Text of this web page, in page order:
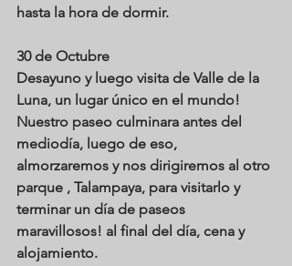
hasta la hora de dormir.
30 de Octubre
Desayuno y luego visita de Valle de la
Luna, un lugar único en el mundo!
Nuestro paseo culminara antes del
mediodía, luego de eso,
almorzaremos y nos dirigiremos al otro
parque , Talampaya, para visitarlo y
terminar un día de paseos
maravillosos! al final del día, cena y
alojamiento.